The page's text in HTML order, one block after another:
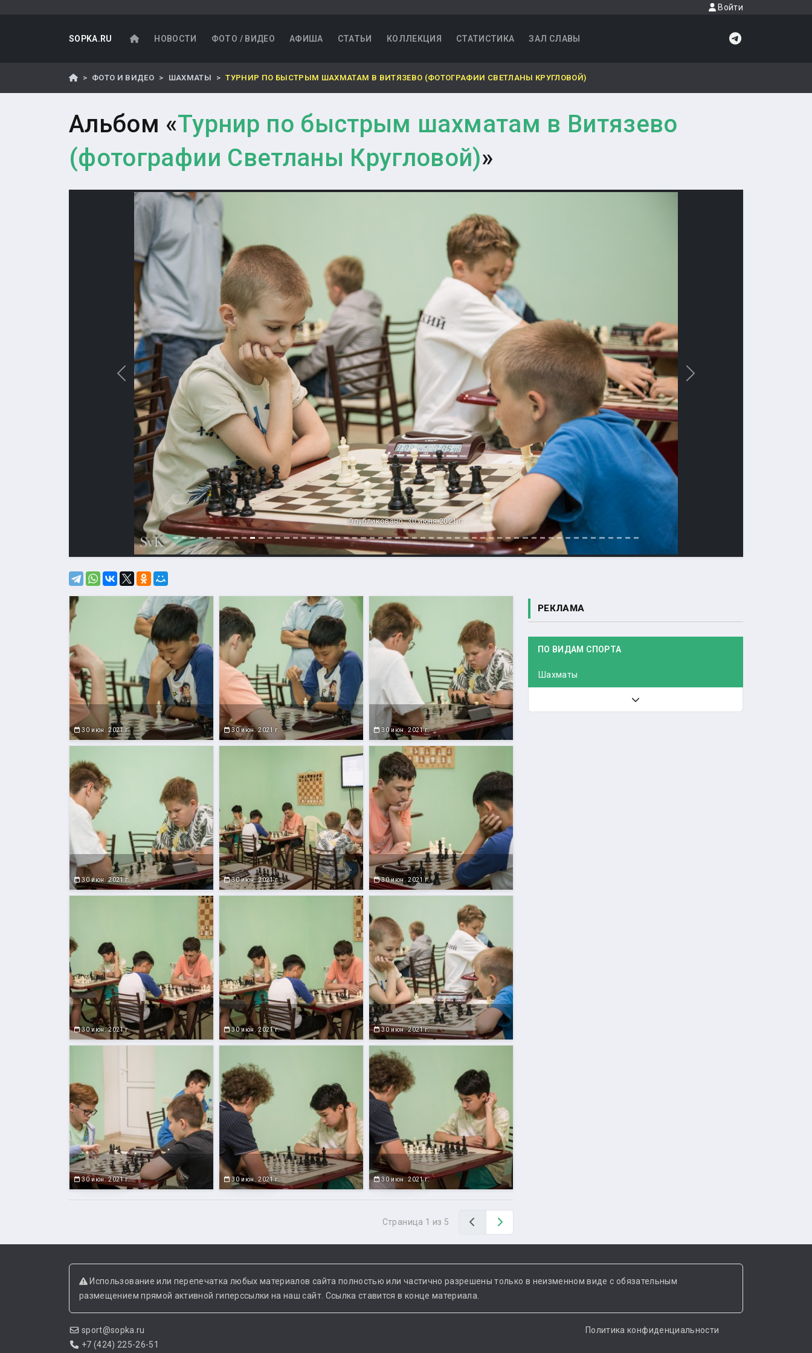
Войти
SOPKA.RU НОВОСТИ ФОТО / ВИДЕО АФИША СТАТЬИ КОЛЛЕКЦИЯ СТАТИСТИКА ЗАЛ СЛАВЫ
ФОТО И ВИДЕО ШАХМАТЫ ТУРНИР ПО БЫСТРЫМ ШАХМАТАМ В ВИТЯЗЕВО (ФОТОГРАФИИ СВЕТЛАНЫ КРУГЛОВОЙ)
Альбом «Турнир по быстрым шахматам в Витязево
(фотографии Светланы Кругловой)»
Опубликовано: 30 июня 2021 г.
Назад Вперед
30 июн. 2021 г. 30 июн. 2021 г. 30 июн. 2021 г.
30 июн. 2021 г. 30 июн. 2021 г. 30 июн. 2021 г.
30 июн. 2021 г. 30 июн. 2021 г. 30 июн. 2021 г.
30 июн. 2021 г. 30 июн. 2021 г. 30 июн. 2021 г.
Страница 1 из 5 Назад
РЕКЛАМА
ПО ВИДАМ СПОРТА
Шахматы
Использование или перепечатка любых материалов сайта полностью или частично разрешены только в неизменном виде с обязательным
размещением прямой активной гиперссылки на наш сайт. Ссылка ставится в конце материала.
sport@sopka.ru
+7 (424) 225-26-51
Политика конфиденциальности